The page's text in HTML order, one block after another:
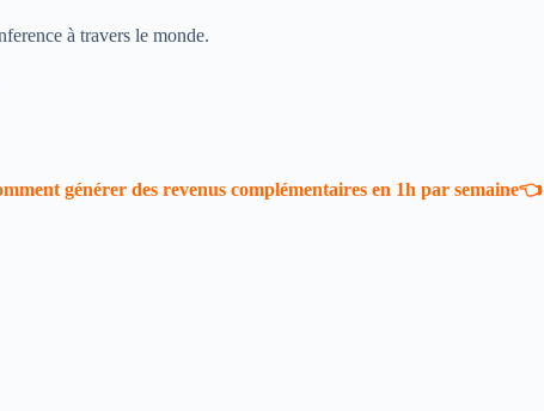
à travers le monde.
générer des revenus complémentaires en 1h par semaine👈